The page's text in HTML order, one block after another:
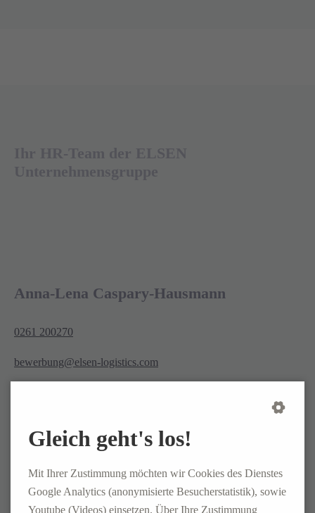
Anna-Lena Caspary-Hausmann
0261 200270
bewerbung@elsen-logistics.com
Franziska Seitz
Gleich geht's los!
Mit Ihrer Zustimmung möchten wir Cookies des Dienstes
Google Analytics (anonymisierte Besucherstatistik), sowie
Youtube (Videos) einsetzen. Über Ihre Zustimmung